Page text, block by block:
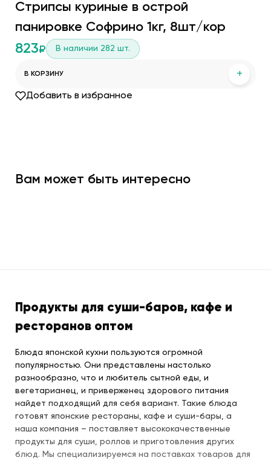
Стрипсы куриные в острой
панировке Софрино 1кг, 8шт/кор
823₽ В наличии 282 шт.
В КОРЗИНУ +
Добавить в избранное
Вам может быть интересно
Продукты для суши-баров, кафе и
ресторанов оптом
Блюда японской кухни пользуются огромной
популярностью. Они представлены настолько
разнообразно, что и любитель сытной еды, и
вегетарианец, и приверженец здорового питания
найдет подходящий для себя вариант. Такие блюда
готовят японские рестораны, кафе и суши-бары, а
наша компания – поставляет высококачественные
продукты для суши, роллов и приготовления других
блюд. Мы специализируемся на поставках товаров для